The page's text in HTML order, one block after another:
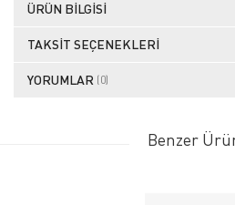
ÜRÜN BILGISI
TAKSIT SEÇENEKLERI
YORUMLAR (0)
Benzer